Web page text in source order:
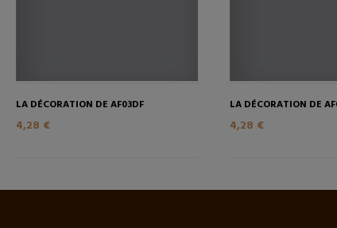
LA DÉCORATION DE AF03DF
4,28 €
LA DÉCORATION DE
4,28 €